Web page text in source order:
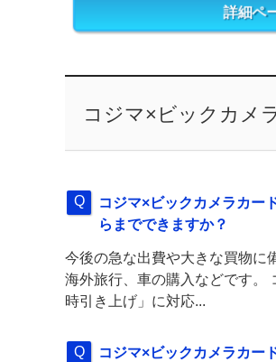
詳細ペ
コジマ×ビックカメ
コジマ×ビックカメラカー
らまでできますか？
今後の急な出費や大きな買物に
海外旅行、車の購入などです。
時引き上げ」に対応...
コジマ×ビックカメラカー